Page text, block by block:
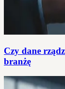
Czy dane
branżę